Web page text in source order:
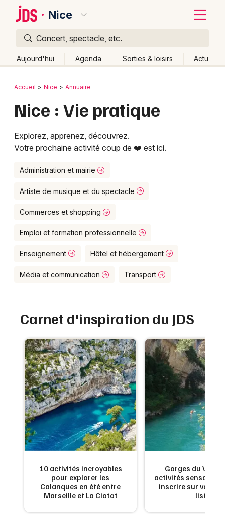
Nice
Concert, spectacle, etc.
Aujourd'hui Agenda Sorties & loisirs Actu
Publier un événement
Grands événements
Activité & Expérience
Manifestations
Concerts
Soirées
Sorties famille
Expos
Sorties & loisirs
Vie pratique dans les Alpes-Maritimes
Vie pratique en Provence-Alpes-Côte-d'Azur
Newsletter des sorties
Bordeaux
Lille
Lyon
Marseille
Mulhouse
Montpellier
Nantes
Nice
Strasbourg
Toutes les villes
Retour
Accueil Nice Annuaire
Nice : Vie pratique
Explorez, apprenez, découvrez.
Votre prochaine activité coup de ❤️ est ici.
Administration et mairie
Artiste de musique et du spectacle
Commerces et shopping
Emploi et formation professionnelle
Enseignement Hôtel et hébergement
Média et communication Transport
Carnet d'inspiration du JDS
10 activités incroyables
pour explorer les
Calanques en été entre
Marseille et La Ciotat
Gorges du
activités
inscrire sur votre
list
Quoi ?
Où ?
Provence-Alpes-Côte-d'Azur
Partout
Près de moi
Quand ?
Effacer les dates